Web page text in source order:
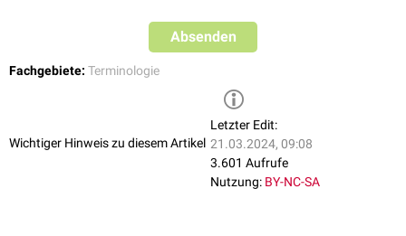
Absenden
Fachgebiete: Terminologie
Wichtiger Hinweis zu diesem Artikel
Letzter Edit:
21.03.2024, 09:08
3.601 Aufrufe
Nutzung: BY-NC-SA